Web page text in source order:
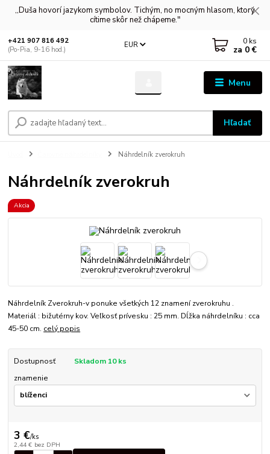
,,Duša hovorí jazykom symbolov. Tichým, no mocným hlasom, ktorý
cítime skôr než chápeme."
Menu
EUR
Hľadať
+421 907 816 492
(Po-Pia, 9-16 hod.)
0 ks
za 0 €
Náhrdelník zverokruh
Náhrdelník zverokruh
Akcia
Náhrdelník Zverokruh-v ponuke všetkých 12 znamení zverokruhu .
Materiál : bižutérny kov. Veľkosť prívesku : 25 mm. Dĺžka náhrdelníku : cca
45-50 cm. celý popis
Dostupnosť
Skladom 10 ks
znamenie
3 €/ks
2,44 € bez DPH